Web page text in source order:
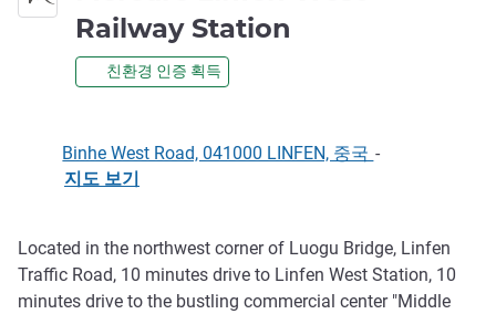
Railway Station
친환경 인증 획득
Binhe West Road, 041000 LINFEN, 중국 -
지도 보기
호텔설명
Located in the northwest corner of Luogu Bridge, Linfen
Traffic Road, 10 minutes drive to Linfen West Station, 10
minutes drive to the bustling commercial center "Middle